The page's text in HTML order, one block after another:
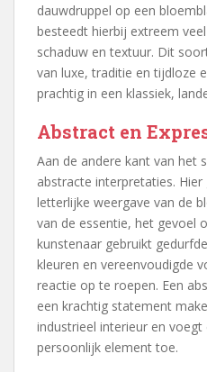
dauwdruppel op een
besteedt hierbij extreem
schaduw en textuur. Dit
van luxe, traditie en tijdloze
prachtig in een klassiek,
Abstract en
Aan de andere kant van het
abstracte interpretaties.
letterlijke weergave van de
van de essentie, het gevoel
kunstenaar gebruikt
kleuren en vereenvoudigde
reactie op te roepen. Een
een krachtig statement
industrieel interieur en voegt
persoonlijk element toe.